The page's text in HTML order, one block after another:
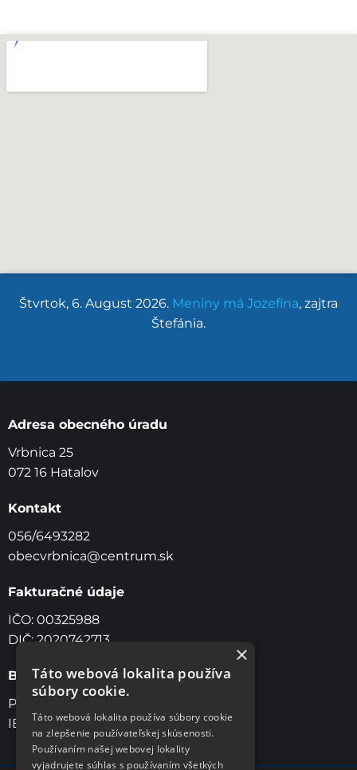
Štvrtok, 6. August 2026. Meniny má Jozefína, zajtra
Štefánia.
Adresa obecného úradu
Vrbnica 25
072 16 Hatalov
Kontakt
056/6493282
obecvrbnica@centrum.sk
Fakturačné údaje
IČO: 00325988
DIČ: 2020742713
Bankové spojenie
Prima Banka, a.s Slovensko
IBAN: SK46 5600 0000 0042 1909 7001
×
Táto webová lokalita používa
súbory cookie.
Táto webová lokalita používa súbory cookie
na zlepšenie používateľskej skúsenosti.
Používaním našej webovej lokality
vyjadrujete súhlas s používaním všetkých